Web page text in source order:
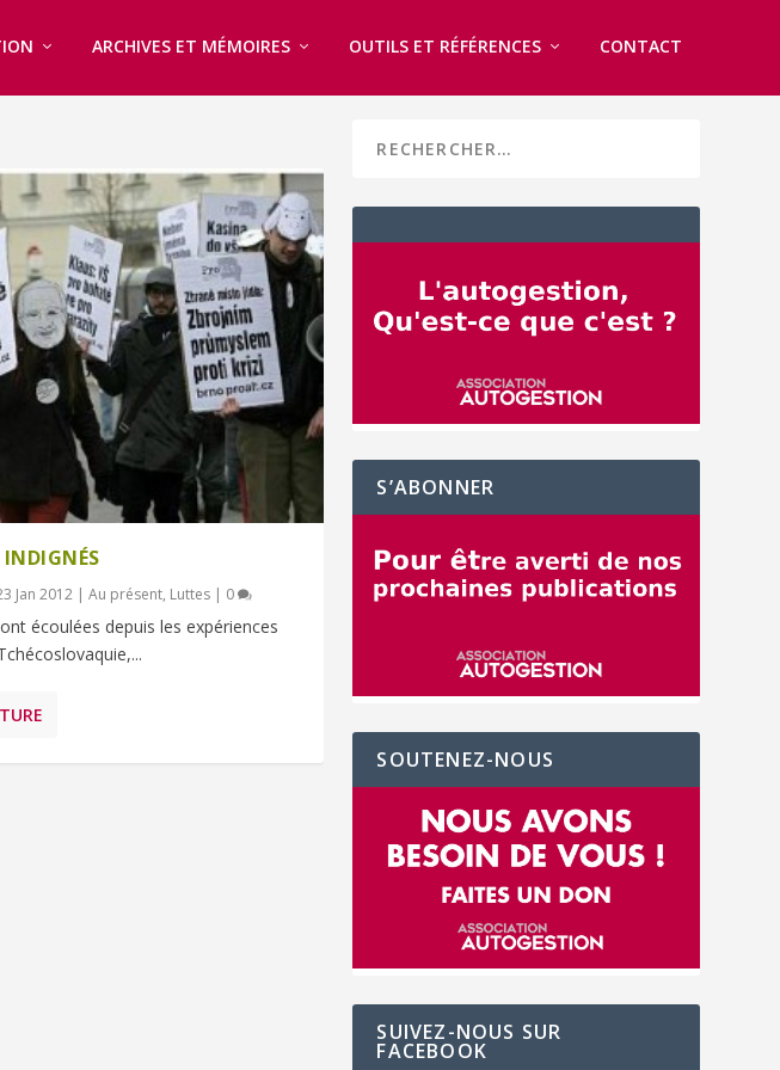
ARCHIVES ET MÉMOIRES OUTILS ET RÉFÉRENCES CONTACT
INDIGNÉS
Jan 2012| Au présent, Luttes| 0
écoulées depuis les expériences
S’ABONNER
SOUTENEZ-NOUS
SUIVEZ-NOUS SUR
FACEBOOK